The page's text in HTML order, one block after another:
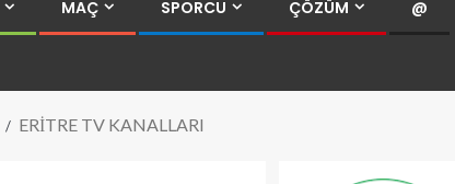
MAÇ SPORCU ÇÖZÜM @
ERİTRE TV KANALLARI